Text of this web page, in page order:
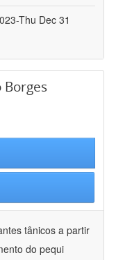
Thu Dec 31
Borges
tânicos a partir
do pequi